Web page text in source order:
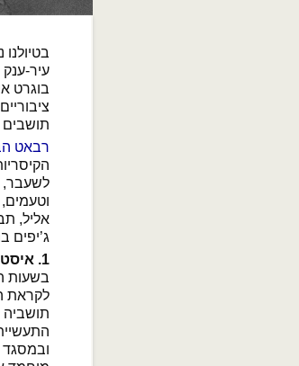
עיר-
בוגרט
תושבים
רבאט
לשעבר,
אליל,
ג’יפים
1. איסטנבול, קזבלנקה, אל ג’דידה
בשעות
לקראת
תושביה
ובמסגד